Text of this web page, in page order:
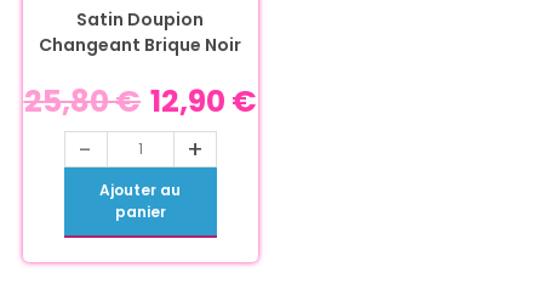
Satin Doupion
Changeant Brique Noir
25,80€ 12,90 €
- +
Ajouter au
panier